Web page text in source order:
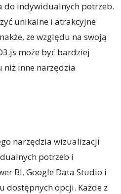
do indywidualnych potrzeb.
unikalne i atrakcyjne
ze względu na swoją
może być bardziej
niż inne narzędzia
narzędzia wizualizacji
potrzeb i
BI, Google Data Studio i
dostępnych opcji. Każde z